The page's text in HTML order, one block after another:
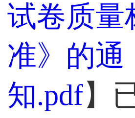
试卷质量
准》的通
知.pdf】